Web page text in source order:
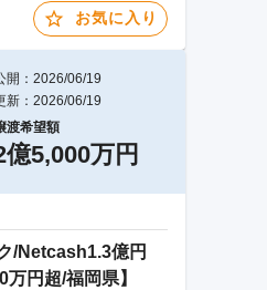
お気に入り
開：2026/06/19
新：2026/06/19
渡希望額
億5,000万円
/Netcash1.3億円
円超/福岡県】